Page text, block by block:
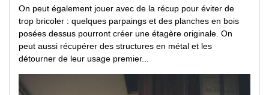
On peut également jouer avec de la récup pour éviter de
trop bricoler : quelques parpaings et des planches en bois
posées dessus pourront créer une étagère originale. On
peut aussi récupérer des structures en métal et les
détourner de leur usage premier...